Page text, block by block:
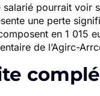
pourrait voir
une perte
en 1 015
de l’Agirc-